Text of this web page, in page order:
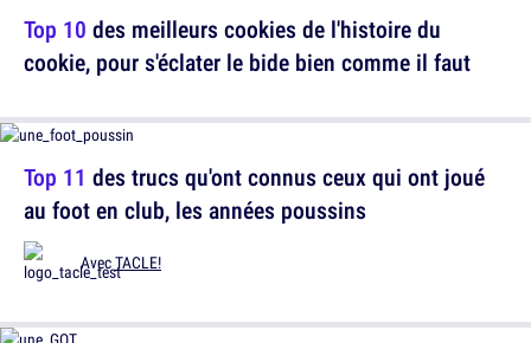
Top 10 des meilleurs cookies de l'histoire du
cookie, pour s'éclater le bide bien comme il faut
Top 11 des trucs qu'ont connus ceux qui ont joué
au foot en club, les années poussins
AvecTACLE!